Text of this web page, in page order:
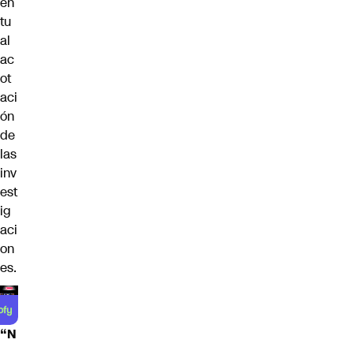
tu
al
ac
ot
aci
ón
de
las
inv
est
ig
aci
on
es.
“N